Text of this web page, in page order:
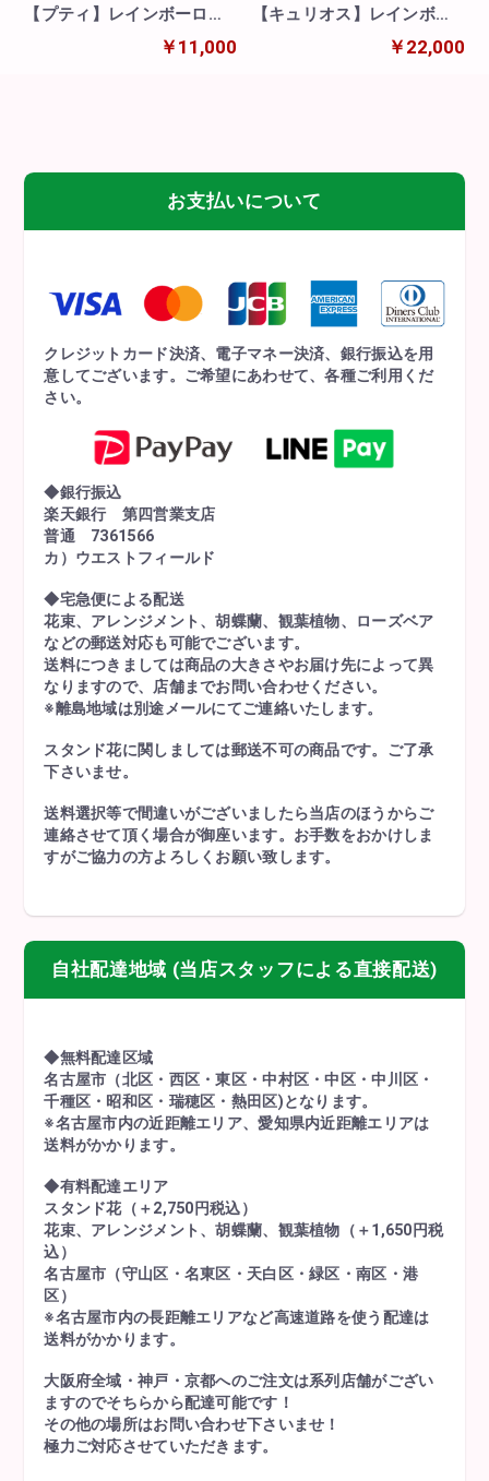
【プティ】レインボーロー
￥11,000
【キュリオス】レインボー
￥22,000
お支払いについて
クレジットカード決済、電子マネー決済、銀行振込を用
意してございます。ご希望にあわせて、各種ご利用くだ
さい。
◆銀行振込
楽天銀行 第四営業支店
普通 7361566
カ）ウエストフィールド
◆宅急便による配送
花束、アレンジメント、胡蝶蘭、観葉植物、ローズベア
などの郵送対応も可能でございます。
送料につきましては商品の大きさやお届け先によって異
なりますので、店舗までお問い合わせください。
※離島地域は別途メールにてご連絡いたします。
スタンド花に関しましては郵送不可の商品です。ご了承
下さいませ。
送料選択等で間違いがございましたら当店のほうからご
連絡させて頂く場合が御座います。お手数をおかけしま
すがご協力の方よろしくお願い致します。
自社配達地域 (当店スタッフによる直接配送)
◆無料配達区域
名古屋市（北区・西区・東区・中村区・中区・中川区・
千種区・昭和区・瑞穂区・熱田区)となります。
※名古屋市内の近距離エリア、愛知県内近距離エリアは
送料がかかります。
◆有料配達エリア
スタンド花（＋2,750円税込）
花束、アレンジメント、胡蝶蘭、観葉植物（＋1,650円税
込）
名古屋市（守山区・名東区・天白区・緑区・南区・港
区）
※名古屋市内の長距離エリアなど高速道路を使う配達は
送料がかかります。
大阪府全域・神戸・京都へのご注文は系列店舗がござい
ますのでそちらから配達可能です！
その他の場所はお問い合わせ下さいませ！
極力ご対応させていただきます。